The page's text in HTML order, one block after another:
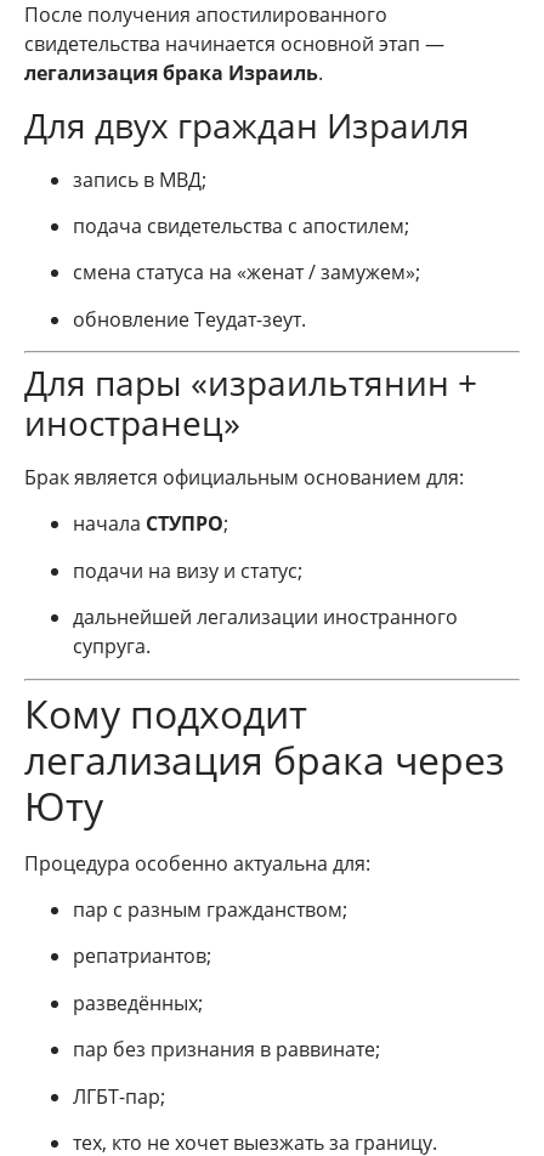
После получения апостилированного
свидетельства начинается основной этап —
легализация брака Израиль.
Для двух граждан Израиля
запись в МВД;
подача свидетельства с апостилем;
смена статуса на «женат / замужем»;
обновление Теудат-зеут.
Для пары «израильтянин +
иностранец»
Брак является официальным основанием для:
начала СТУПРО;
подачи на визу и статус;
дальнейшей легализации иностранного
супруга.
Кому подходит
легализация брака через
Юту
Процедура особенно актуальна для:
пар с разным гражданством;
репатриантов;
разведённых;
пар без признания в раввинате;
ЛГБТ-пар;
тех, кто не хочет выезжать за границу.